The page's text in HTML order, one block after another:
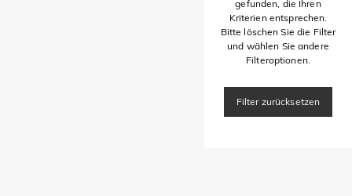
gefunden, die Ihren
Kriterien entsprechen.
Bitte löschen Sie die Filter
und wählen Sie andere
Filteroptionen.
Filter zurücksetzen